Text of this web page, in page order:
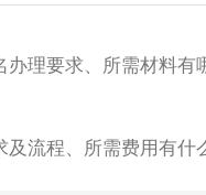
办理要求、所需材料有
及流程、所需费用有什